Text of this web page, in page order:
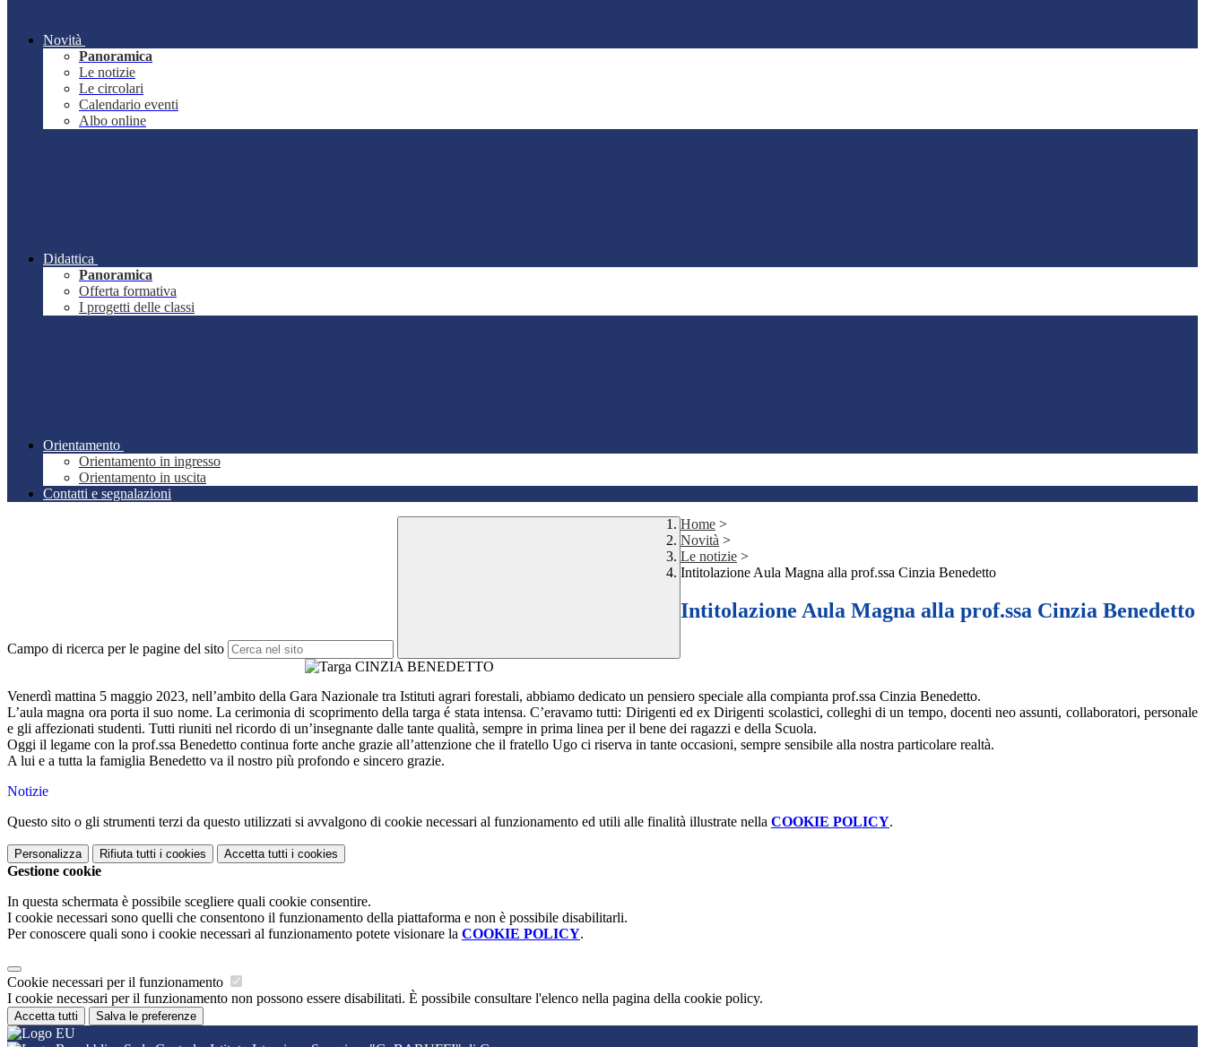
Novità
Panoramica
Le notizie
Le circolari
Calendario eventi
Albo online
Didattica
Panoramica
Offerta formativa
I progetti delle classi
Orientamento
Orientamento in ingresso
Orientamento in uscita
Contatti e segnalazioni
Campo di ricerca per le pagine del sito
Home >
Novità >
Le notizie >
Intitolazione Aula Magna alla prof.ssa Cinzia Benedetto
Intitolazione Aula Magna alla prof.ssa Cinzia Benedetto
Venerdì mattina 5 maggio 2023, nell’ambito della Gara Nazionale tra Istituti agrari forestali, abbiamo dedicato un pensiero speciale alla compianta prof.ssa Cinzia Benedetto.
L’aula magna ora porta il suo nome. La cerimonia di scoprimento della targa é stata intensa. C’eravamo tutti: Dirigenti ed ex Dirigenti scolastici, colleghi di un tempo, docenti neo assunti, collaboratori, personale
e gli affezionati studenti. Tutti riuniti nel ricordo di un’insegnante dalle tante qualità, sempre in prima linea per il bene dei ragazzi e della Scuola.
Oggi il legame con la prof.ssa Benedetto continua forte anche grazie all’attenzione che il fratello Ugo ci riserva in tante occasioni, sempre sensibile alla nostra particolare realtà.
A lui e a tutta la famiglia Benedetto va il nostro più profondo e sincero grazie.
Notizie
Questo sito o gli strumenti terzi da questo utilizzati si avvalgono di cookie necessari al funzionamento ed utili alle finalità illustrate nella COOKIE POLICY.
Personalizza Rifiuta tutti i cookies Accetta tutti i cookies
Gestione cookie
In questa schermata è possibile scegliere quali cookie consentire.
I cookie necessari sono quelli che consentono il funzionamento della piattaforma e non è possibile disabilitarli.
Per conoscere quali sono i cookie necessari al funzionamento potete visionare la COOKIE POLICY.
Cookie necessari per il funzionamento
I cookie necessari per il funzionamento non possono essere disabilitati. È possibile consultare l'elenco nella pagina della cookie policy.
Accetta tutti Salva le preferenze